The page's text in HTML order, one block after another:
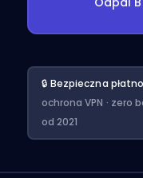
🔒 Bezpieczna
ochrona VPN · zero
od 2021